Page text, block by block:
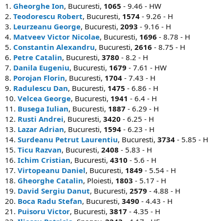
1. Gheorghe Ion, Bucuresti, 1065 - 9.46 - HW
2. Teodorescu Robert, Bucuresti, 1574 - 9.26 - H
3. Leurzeanu George, Bucuresti, 2093 - 9.16 - H
4. Matveev Victor Nicolae, Bucuresti, 1696 - 8.78 - H
5. Constantin Alexandru, Bucuresti, 2616 - 8.75 - H
6. Petre Catalin, Bucuresti, 3780 - 8.2 - H
7. Danila Eugeniu, Bucuresti, 1679 - 7.61 - HW
8. Porojan Florin, Bucuresti, 1704 - 7.43 - H
9. Radulescu Dan, Bucuresti, 1475 - 6.86 - H
10. Velcea George, Bucuresti, 1941 - 6.4 - H
11. Busega Iulian, Bucuresti, 1887 - 6.29 - H
12. Rusti Andrei, Bucuresti, 3420 - 6.25 - H
13. Lazar Adrian, Bucuresti, 1594 - 6.23 - H
14. Surdeanu Petrut Laurentiu, Bucuresti, 3734 - 5.85 - H
15. Ticu Razvan, Bucuresti, 2408 - 5.83 - H
16. Ichim Cristian, Bucuresti, 4310 - 5.6 - H
17. Virtopeanu Daniel, Bucuresti, 1849 - 5.54 - H
18. Gheorghe Catalin, Ploiesti, 1803 - 5.17 - H
19. David Sergiu Danut, Bucuresti, 2579 - 4.88 - H
20. Boca Radu Stefan, Bucuresti, 3490 - 4.43 - H
21. Puisoru Victor, Bucuresti, 3817 - 4.35 - H